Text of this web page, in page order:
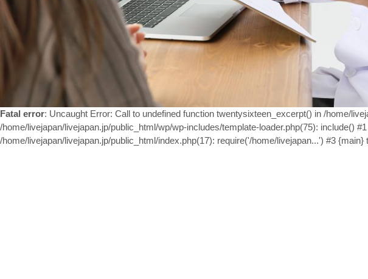
Fatal error: Uncaught Error: Call to undefined function twentysixteen_excerpt() in /home/
/home/livejapan/livejapan.jp/public_html/wp/wp-includes/template-loader.php(75): include()
/home/livejapan/livejapan.jp/public_html/index.php(17): require('/home/livejapan...') #3 {main}